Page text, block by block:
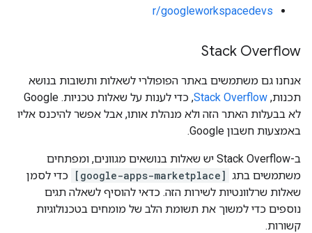
r/googleworkspacedevs
Stack Overflow
אנחנו גם משתמשים באתר הפופולרי לשאלות ותשובות בנושא
תכנות, Stack Overflow
, כדי לענות על שאלות טכניות. ‫Google
לא בבעלות האתר הזה ולא מנהלת אותו, אבל אפשר להיכנס אליו
באמצעות חשבון Google.
ב-Stack Overflow יש שאלות בנושאים מגוונים, ומפתחים
משתמשים בתג [google-apps-marketplace] כדי לסמן
שאלות שרלוונטיות לשירות הזה. כדאי להוסיף לשאלה תגים
נוספים כדי למשוך את תשומת הלב של מומחים בטכנולוגיות
קשורות.